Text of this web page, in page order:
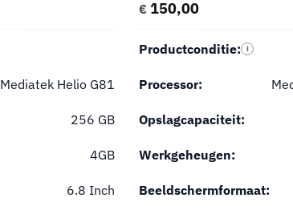
Mediatek Helio G81
256 GB
4GB
6.8 Inch
€ 150,00
Productconditie: i
Processor:
Opslagcapaciteit:
Werkgeheugen:
Beeldschermformaat: